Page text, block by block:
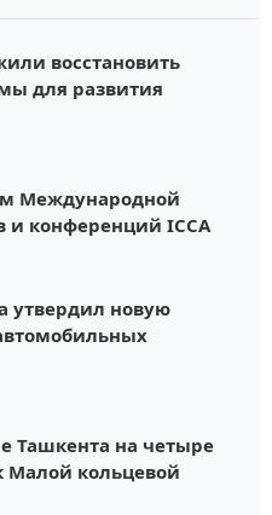
восстановить
для развития
Международной
и конференций ICCA
утвердил новую
Ташкента на четыре
Малой кольцевой